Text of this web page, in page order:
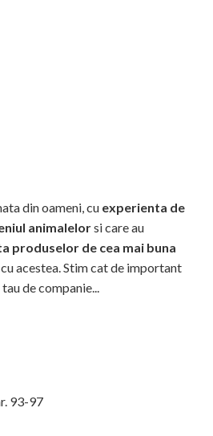
din oameni, cu experienta de
animalelorsi care au
produselor de cea mai buna
acestea. Stim cat de important
de companie...
93-97